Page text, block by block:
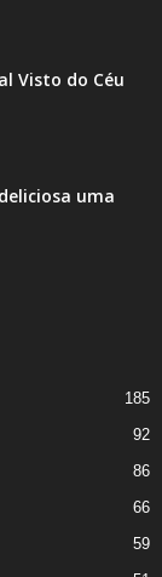
Visto do Céu
uma
185
92
86
66
59